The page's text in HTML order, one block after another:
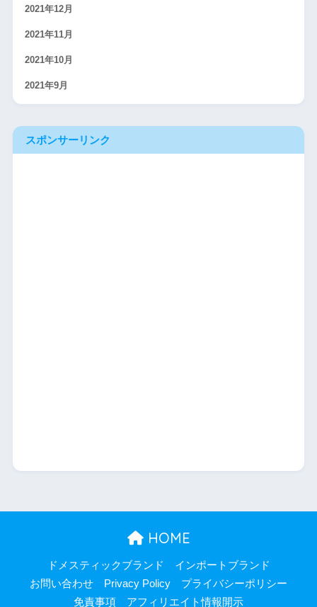
2021年12月
2021年11月
2021年10月
2021年9月
スポンサーリンク
HOME
ドメスティックブランド
インポートブランド
お問い合わせ
Privacy Policy
プライバシーポリシー
免責事項
アフィリエイト情報開示